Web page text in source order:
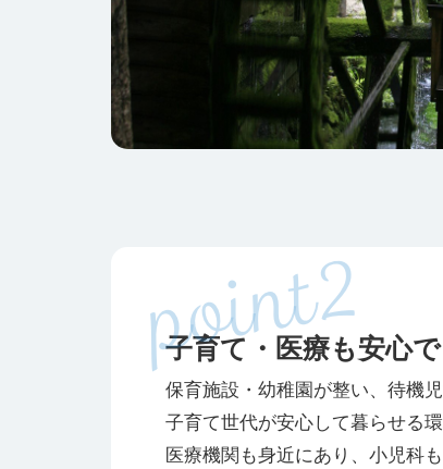
子育て・医療も安心
保育施設・幼稚園が整い、待機児
子育て世代が安心して暮らせる環
医療機関も身近にあり、小児科も